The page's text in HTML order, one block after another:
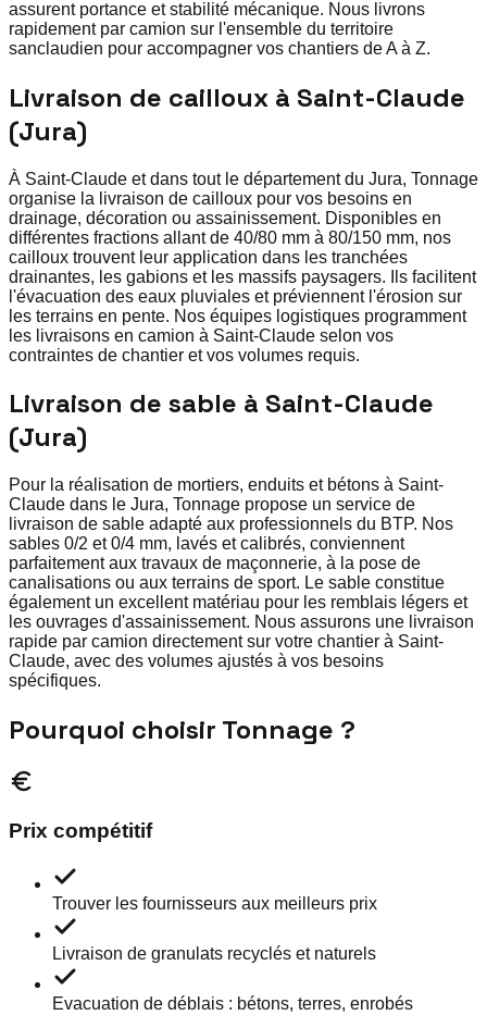
assurent portance et stabilité mécanique. Nous livrons
rapidement par camion sur l'ensemble du territoire
sanclaudien pour accompagner vos chantiers de A à Z.
Livraison de cailloux à Saint-Claude
(Jura)
À Saint-Claude et dans tout le département du Jura, Tonnage
organise la livraison de cailloux pour vos besoins en
drainage, décoration ou assainissement. Disponibles en
différentes fractions allant de 40/80 mm à 80/150 mm, nos
cailloux trouvent leur application dans les tranchées
drainantes, les gabions et les massifs paysagers. Ils facilitent
l'évacuation des eaux pluviales et préviennent l'érosion sur
les terrains en pente. Nos équipes logistiques programment
les livraisons en camion à Saint-Claude selon vos
contraintes de chantier et vos volumes requis.
Livraison de sable à Saint-Claude
(Jura)
Pour la réalisation de mortiers, enduits et bétons à Saint-
Claude dans le Jura, Tonnage propose un service de
livraison de sable adapté aux professionnels du BTP. Nos
sables 0/2 et 0/4 mm, lavés et calibrés, conviennent
parfaitement aux travaux de maçonnerie, à la pose de
canalisations ou aux terrains de sport. Le sable constitue
également un excellent matériau pour les remblais légers et
les ouvrages d'assainissement. Nous assurons une livraison
rapide par camion directement sur votre chantier à Saint-
Claude, avec des volumes ajustés à vos besoins
spécifiques.
Pourquoi choisir Tonnage ?
Prix compétitif
Trouver les fournisseurs aux meilleurs prix
Livraison de granulats recyclés et naturels
Evacuation de déblais : bétons, terres, enrobés